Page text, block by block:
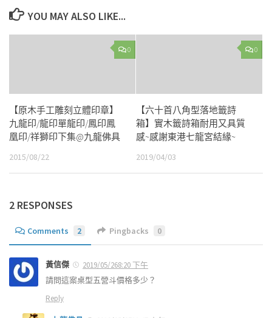
YOU MAY ALSO LIKE...
0
【原木手工雕刻立體印章】
九龍印/龍印單龍印/鳳印鳳
凰印/祥獅印下集@九龍佛具
2015/08/22
0
【六十首八角型落地籤詩
箱】實木籤詩箱耐用又具質
感~感謝東港七龍宮結緣~
2019/04/03
2 RESPONSES
Comments 2 Pingbacks 0
黃信傑
2019/05/268:20 下午
請問這案桌型五營斗價格多少？
Reply